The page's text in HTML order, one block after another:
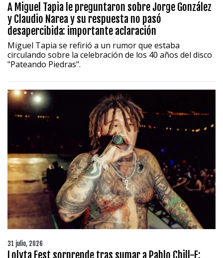
A Miguel Tapia le preguntaron sobre Jorge González
y Claudio Narea y su respuesta no pasó
desapercibida: importante aclaración
Miguel Tapia se refirió a un rumor que estaba
circulando sobre la celebración de los 40 años del disco
"Pateando Piedras".
31 julio, 2026
Lolyta Fest sorprende tras sumar a Pablo Chill-E: